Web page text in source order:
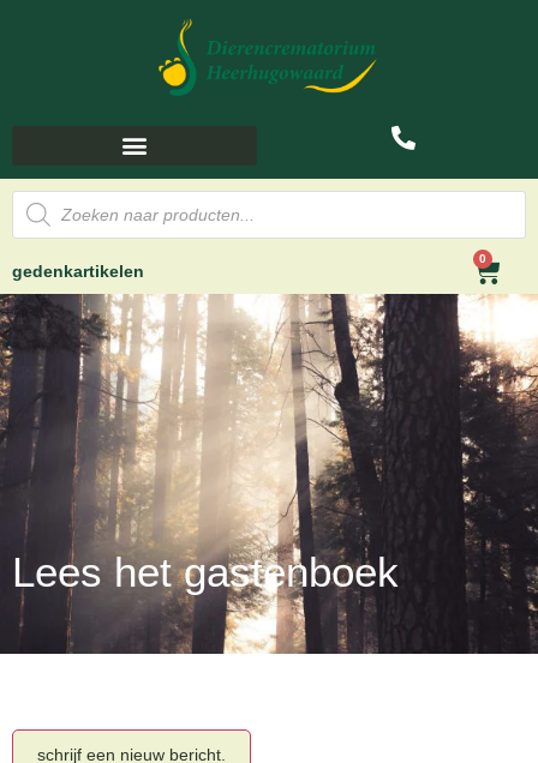
gedenkartikelen
0
Lees het gastenboek